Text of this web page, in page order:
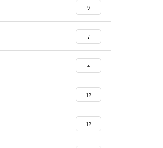
9
7
4
12
12